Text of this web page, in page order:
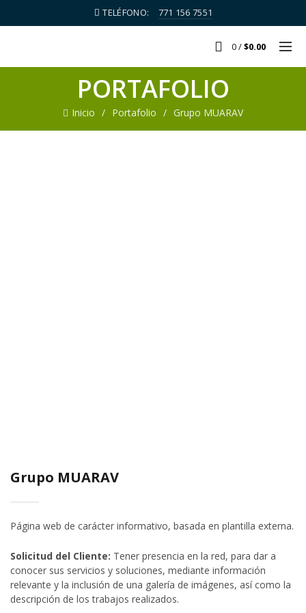
TELÉFONO: 771 156 7551
0/$0.00
PORTAFOLIO
Inicio Portafolio Grupo MUARAV
Grupo MUARAV
Página web de carácter informativo, basada en plantilla externa.
Solicitud del Cliente: Tener presencia en la red, para dar a
conocer sus servicios y soluciones, mediante información
relevante y la inclusión de una galería de imágenes, así como la
descripción de los trabajos realizados.